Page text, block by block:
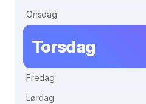
Onsdag
Torsdag
Fredag
Lørdag